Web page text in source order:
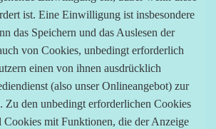
ist. Eine Einwilligung ist insbesondere
das Speichern und das Auslesen der
von Cookies, unbedingt erforderlich
einen von ihnen ausdrücklich
(also unser Onlineangebot) zur
Zu den unbedingt erforderlichen Cookies
Cookies mit Funktionen, die der Anzeige